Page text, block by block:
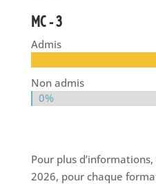
MC – 3
Admis
Non admis
0%
0%
Pour plus
2026, pour chaque